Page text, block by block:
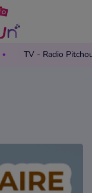
TV - Radio